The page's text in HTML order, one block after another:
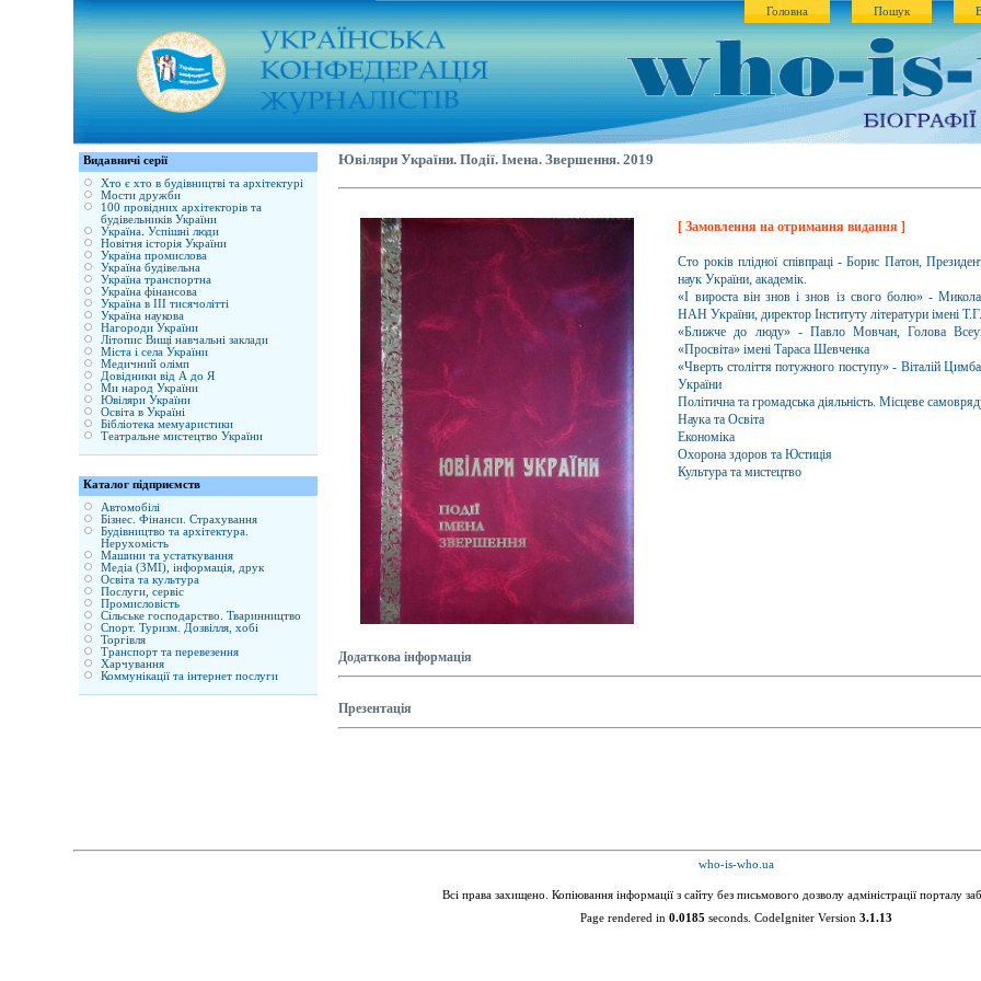
Пошук
Головна
Ювіляри України. Події. Імена. Звершення. 2019
[ Замовлення на отримання видання ]
Сто років плідної співпраці - Борис Патон,
наук України, академік.
«І вироста він знов і знов із свого болю» -
НАН України, директор Інституту літератури імені
«Ближче до люду» - Павло Мовчан, Голова
«Просвіта» імені Тараса Шевченка
«Чверть століття потужного поступу» - Віталій
України
Політична та громадська діяльність. Місцеве
Наука та Освіта
Економіка
Охорона здоров та Юстиція
Культура та мистецтво
Додаткова інформація
Презентація
Видавничі серії
Хто є хто в будівництві та архітектурі
Мости дружби
100 провідних архітекторів та
будівельників України
Україна. Успішні люди
Новітня історія України
Україна промислова
Україна будівельна
Україна транспортна
Україна фінансова
Україна в ІІІ тисячолітті
Україна наукова
Нагороди України
Літопис Вищі навчальні заклади
Міста і села України
Медичний олімп
Довідники від А до Я
Ми народ України
Ювіляри України
Освіта в Україні
Бібліотека мемуаристики
Театральне мистецтво України
Каталог підприємств
Автомобілі
Бізнес. Фінанси. Страхування
Будівництво та архітектура.
Нерухомість
Машини та устаткування
Медіа (ЗМІ), інформація, друк
Освіта та культура
Послуги, сервіс
Промисловість
Сільське господарство. Тваринництво
Спорт. Туризм. Дозвілля, хобі
Торгівля
Транспорт та перевезення
Харчування
Коммунікації та інтернет послуги
who-is-who.ua
Всі права захищено. Копіювання інформації з сайту без письмового дозволу адміністрації порталу
Page rendered in 0.0185 seconds. CodeIgniter Version 3.1.13